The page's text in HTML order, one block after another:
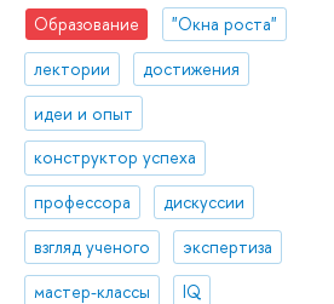
Образование
"Окна роста"
лектории
достижения
идеи и опыт
конструктор успеха
профессора
дискуссии
взгляд ученого
экспертиза
мастер-классы
IQ